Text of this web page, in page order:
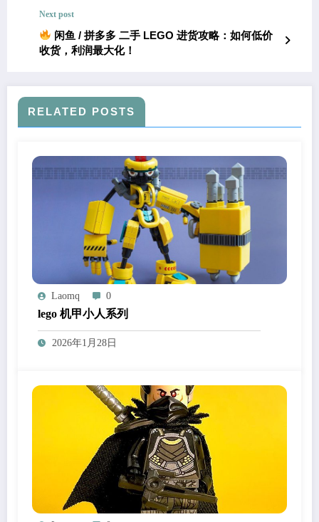
Next post
闲鱼 / 拼多多 二手 LEGO 进货攻略：如何低价
收货，利润最大化！
RELATED POSTS
Laomq 0
lego 机甲小人系列
2026年1月28日